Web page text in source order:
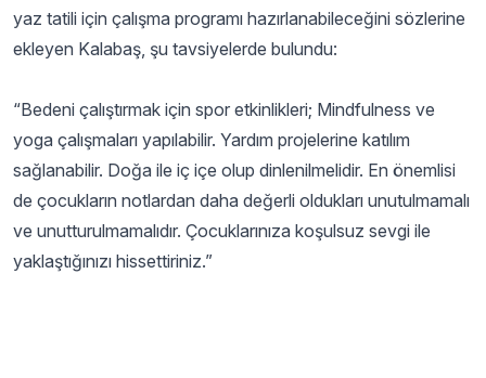
yaz tatili için çalışma programı hazırlanabileceğini sözlerine
ekleyen Kalabaş, şu tavsiyelerde bulundu:
“Bedeni çalıştırmak için spor etkinlikleri; Mindfulness ve
yoga çalışmaları yapılabilir. Yardım projelerine katılım
sağlanabilir. Doğa ile iç içe olup dinlenilmelidir. En önemlisi
de çocukların notlardan daha değerli oldukları unutulmamalı
ve unutturulmamalıdır. Çocuklarınıza koşulsuz sevgi ile
yaklaştığınızı hissettiriniz.”